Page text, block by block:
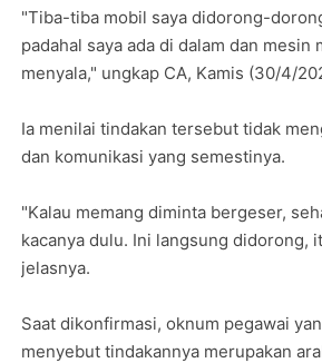
"Tiba-tiba mobil saya didorong-
padahal saya ada di dalam dan mesin
menyala," ungkap CA, Kamis (30/4/
Ia menilai tindakan tersebut tidak
dan komunikasi yang semestinya.
"Kalau memang diminta bergeser,
kacanya dulu. Ini langsung didorong,
jelasnya.
Saat dikonfirmasi, oknum pegawai
menyebut tindakannya merupakan